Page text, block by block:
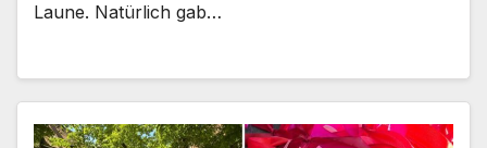
Lau­ne. Natür­lich gab…